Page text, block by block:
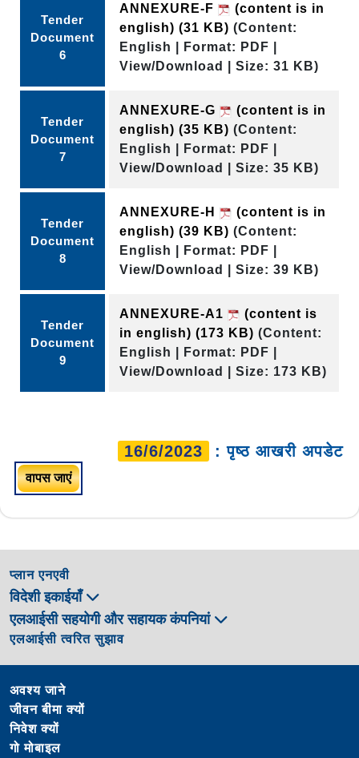
Tender
Document
6
ANNEXURE-F
(content is in
english) (31 KB) (Content:
English | Format: PDF |
View/Download | Size: 31 KB)
Tender
Document
7
ANNEXURE-G
(content is in
english) (35 KB) (Content:
English | Format: PDF |
View/Download | Size: 35 KB)
Tender
Document
8
ANNEXURE-H
(content is in
english) (39 KB) (Content:
English | Format: PDF |
View/Download | Size: 39 KB)
Tender
Document
9
ANNEXURE-A1
(content is
in english) (173 KB) (Content:
English | Format: PDF |
View/Download | Size: 173 KB)
16/6/2023 : पृष्ठ आखरी अपडेट
वापस जाएं
प्लान एनएवी
विदेशी इकाईयाँ
एलआईसी सहयोगी और सहायक कंपनियां
एलआईसी त्वरित सुझाव
अवश्य जाने
जीवन बीमा क्यों
निवेश क्यों
गो मोबाइल